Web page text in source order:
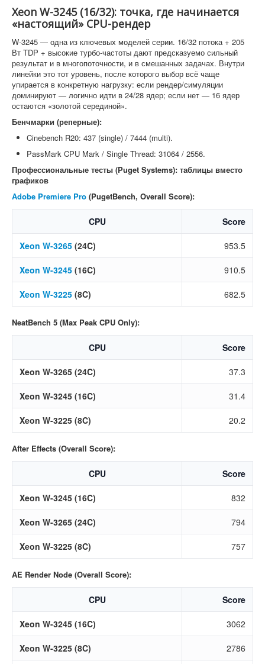
Xeon W-3245 (16/32): точка, где начинается
«настоящий» CPU-рендер
W-3245 — одна из ключевых моделей серии. 16/32 потока + 205
Вт TDP + высокие турбо-частоты дают предсказуемо сильный
результат и в многопоточности, и в смешанных задачах. Внутри
линейки это тот уровень, после которого выбор всё чаще
упирается в конкретную нагрузку: если рендер/симуляции
доминируют — логично идти в 24/28 ядер; если нет — 16 ядер
остаются «золотой серединой».
Бенчмарки (реперные):
Cinebench R20: 437 (single) / 7444 (multi).
PassMark CPU Mark / Single Thread: 31064 / 2556.
Профессиональные тесты (Puget Systems): таблицы вместо
графиков
Adobe Premiere Pro (PugetBench, Overall Score):
CPU Score
Xeon W-3265 (24C) 953.5
Xeon W-3245 (16C) 910.5
Xeon W-3225 (8C) 682.5
NeatBench 5 (Max Peak CPU Only):
CPU Score
Xeon W-3265 (24C) 37.3
Xeon W-3245 (16C) 31.4
Xeon W-3225 (8C) 20.2
After Effects (Overall Score):
CPU Score
Xeon W-3245 (16C) 832
Xeon W-3265 (24C) 794
Xeon W-3225 (8C) 757
AE Render Node (Overall Score):
CPU Score
Xeon W-3245 (16C) 3062
Xeon W-3225 (8C) 2786